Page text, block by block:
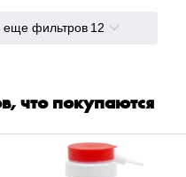
еще фильтров 12
что покупаются